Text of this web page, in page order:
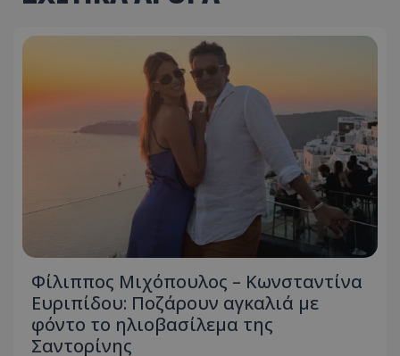
Φίλιππος Μιχόπουλος – Κωνσταντίνα
Ευριπίδου: Ποζάρουν αγκαλιά με
φόντο το ηλιοβασίλεμα της
Σαντορίνης